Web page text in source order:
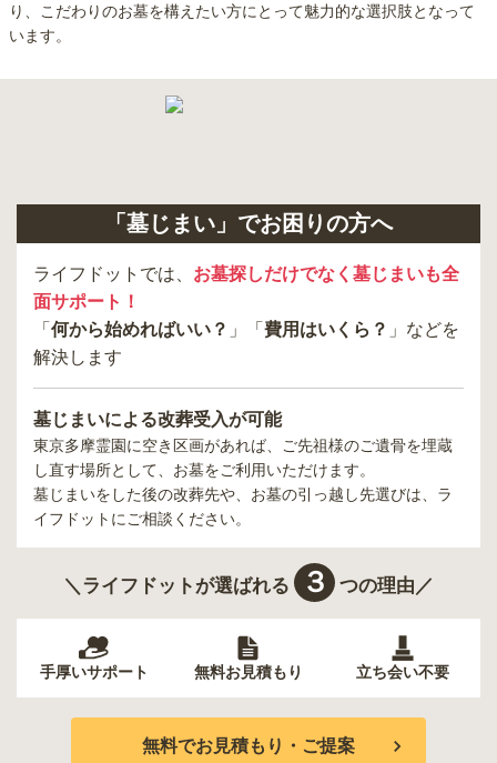
り、こだわりのお墓を構えたい方にとって魅力的な選択肢となって
います。
「墓じまい」でお困りの方へ
ライフドットでは、 お墓探しだけでなく墓じまいも全
面サポート！
「 何から始めればいい？ 」「 費用はいくら？ 」などを
解決します
墓じまいによる改葬受入が可能
東京多摩霊園に空き区画があれば、ご先祖様のご遺骨を埋蔵
し直す場所として、お墓をご利用いただけます。
墓じまいをした後の改葬先や、お墓の引っ越し先選びは、ラ
イフドットにご相談ください。
＼ライフドットが選ばれる ３ つの理由／
手厚いサポート 無料お見積もり 立ち会い不要
無料でお見積もり・ご提案